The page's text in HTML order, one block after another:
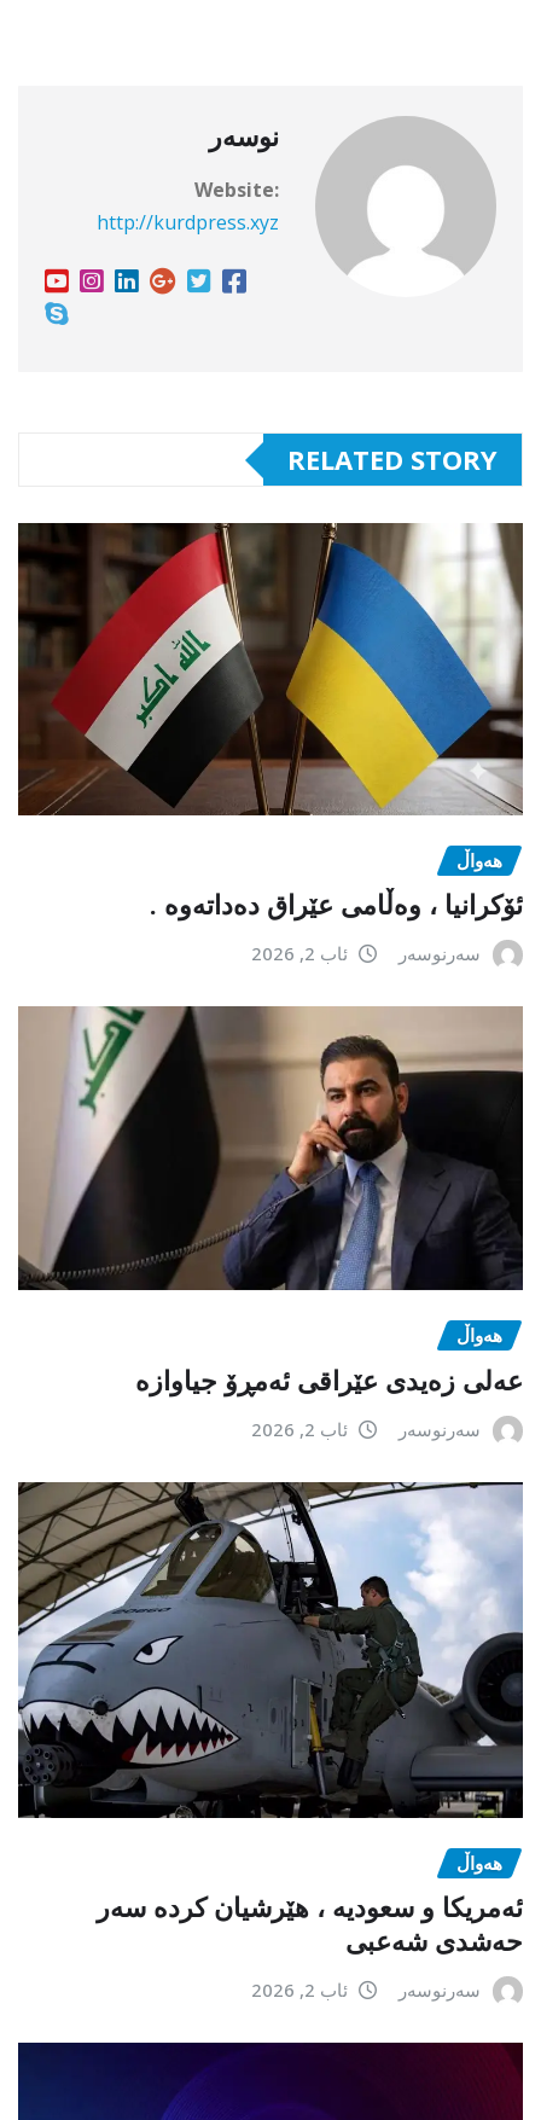
نوسەر
Website:
http://kurdpress.xyz
RELATED STORY
هەواڵ
ئۆکرانیا ، وەڵامی عێراق دەداتەوە .
سەرنوسەر ئاب 2, 2026
هەواڵ
عەلی زەیدی عێراقی ئەمڕۆ جیاوازە
سەرنوسەر ئاب 2, 2026
هەواڵ
ئەمریکا و سعودیە ، هێرشیان کردە سەر
حەشدی شەعبی
سەرنوسەر ئاب 2, 2026